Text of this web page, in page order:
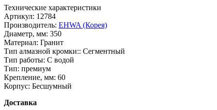
Технические характеристики
Артикул: 12784
Производитель: EHWA (Корея)
Диаметр, мм: 350
Материал: Гранит
Тип алмазной кромки:: Сегментный
Тип работы: С водой
Тип: премиум
Крепление, мм: 60
Корпус: Бесшумный
Доставка